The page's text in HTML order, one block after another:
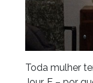
Toda mulher